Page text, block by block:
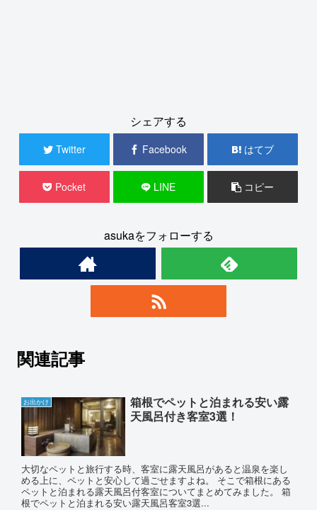
シェアする
Twitter Facebook はてブ
Pocket LINE コピー
asukaをフォローする
関連記事
お出かけ
箱根でペットと泊まれる安い露
天風呂付き客室3選！
大切なペットと旅行する時、客室に露天風呂があると温泉を楽し
める上に、ペットと安心して過ごせますよね。 そこで箱根にある
ペットと泊まれる露天風呂付客室についてまとめてみました。 箱
根でペットと泊まれる安い露天風呂客室3選...